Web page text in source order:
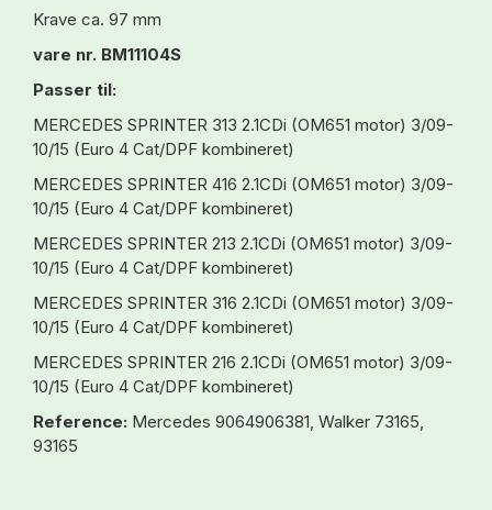
Krave ca. 97 mm
vare nr. BM11104S
Passer til:
MERCEDES SPRINTER 313 2.1CDi (OM651 motor) 3/09-
10/15 (Euro 4 Cat/DPF kombineret)
MERCEDES SPRINTER 416 2.1CDi (OM651 motor) 3/09-
10/15 (Euro 4 Cat/DPF kombineret)
MERCEDES SPRINTER 213 2.1CDi (OM651 motor) 3/09-
10/15 (Euro 4 Cat/DPF kombineret)
MERCEDES SPRINTER 316 2.1CDi (OM651 motor) 3/09-
10/15 (Euro 4 Cat/DPF kombineret)
MERCEDES SPRINTER 216 2.1CDi (OM651 motor) 3/09-
10/15 (Euro 4 Cat/DPF kombineret)
Reference: Mercedes 9064906381, Walker 73165,
93165